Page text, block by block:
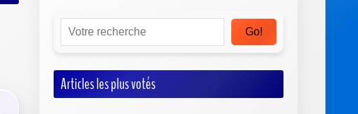
Go!
Articles les plus votés